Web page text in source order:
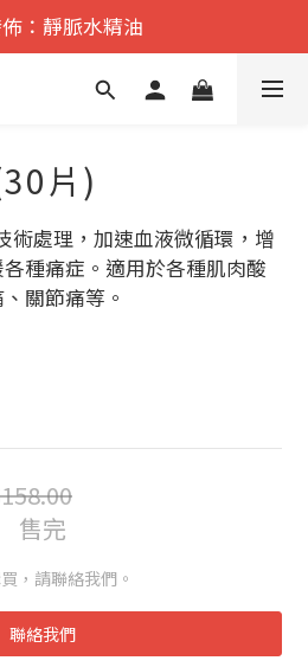
·理療    香港No.1
：靜脈水精油
·理療    香港No.1
片)
術處理，加速血液微循環，增
種痛症。適用於各種肌肉酸
關節痛等。
售完
，請聯絡我們。
聯絡我們